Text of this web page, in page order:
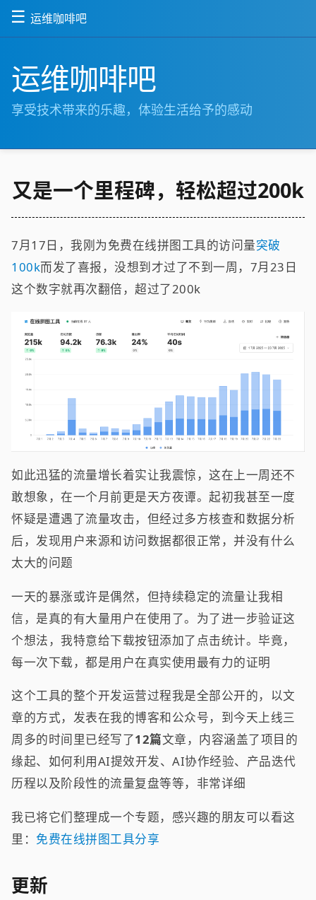
☰ 运维咖啡吧
运维咖啡吧
享受技术带来的乐趣，体验生活给予的感动
又是一个里程碑，轻松超过200k
7月17日，我刚为免费在线拼图工具的访问量突破
100k而发了喜报，没想到才过了不到一周，7月23日
这个数字就再次翻倍，超过了200k
如此迅猛的流量增长着实让我震惊，这在上一周还不
敢想象，在一个月前更是天方夜谭。起初我甚至一度
怀疑是遭遇了流量攻击，但经过多方核查和数据分析
后，发现用户来源和访问数据都很正常，并没有什么
太大的问题
一天的暴涨或许是偶然，但持续稳定的流量让我相
信，是真的有大量用户在使用了。为了进一步验证这
个想法，我特意给下载按钮添加了点击统计。毕竟，
每一次下载，都是用户在真实使用最有力的证明
这个工具的整个开发运营过程我是全部公开的，以文
章的方式，发表在我的博客和公众号，到今天上线三
周多的时间里已经写了12篇文章，内容涵盖了项目的
缘起、如何利用AI提效开发、AI协作经验、产品迭代
历程以及阶段性的流量复盘等等，非常详细
我已将它们整理成一个专题，感兴趣的朋友可以看这
里： 免费在线拼图工具分享
更新